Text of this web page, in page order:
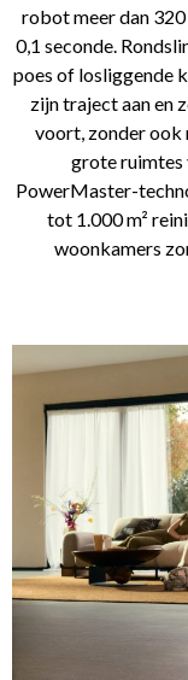
robot meer dan
0,1 seconde.
poes of losliggende
zijn traject aan en
voort, zonder ook
grote ruimtes
PowerMaster-
tot 1.000 m²
woonkamers